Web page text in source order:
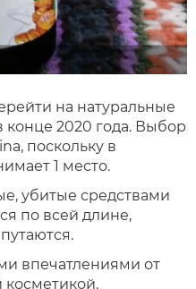
на натуральные
конце 2020 года. Выбор
поскольку в
1 место.
убитые средствами
по всей длине,
впечатлениями от
косметикой.